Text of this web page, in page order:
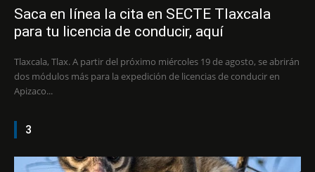
Saca en línea la cita en SECTE Tlaxcala
para tu licencia de conducir, aquí
Tlaxcala, Tlax. A partir del próximo miércoles 19 de agosto, se abrirán
dos módulos más para la expedición de licencias de conducir en
Apizaco...
3